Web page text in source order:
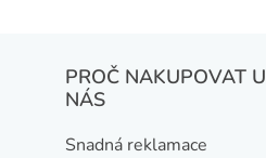
PROČ NAKUPOVAT U
NÁS
Snadná reklamace